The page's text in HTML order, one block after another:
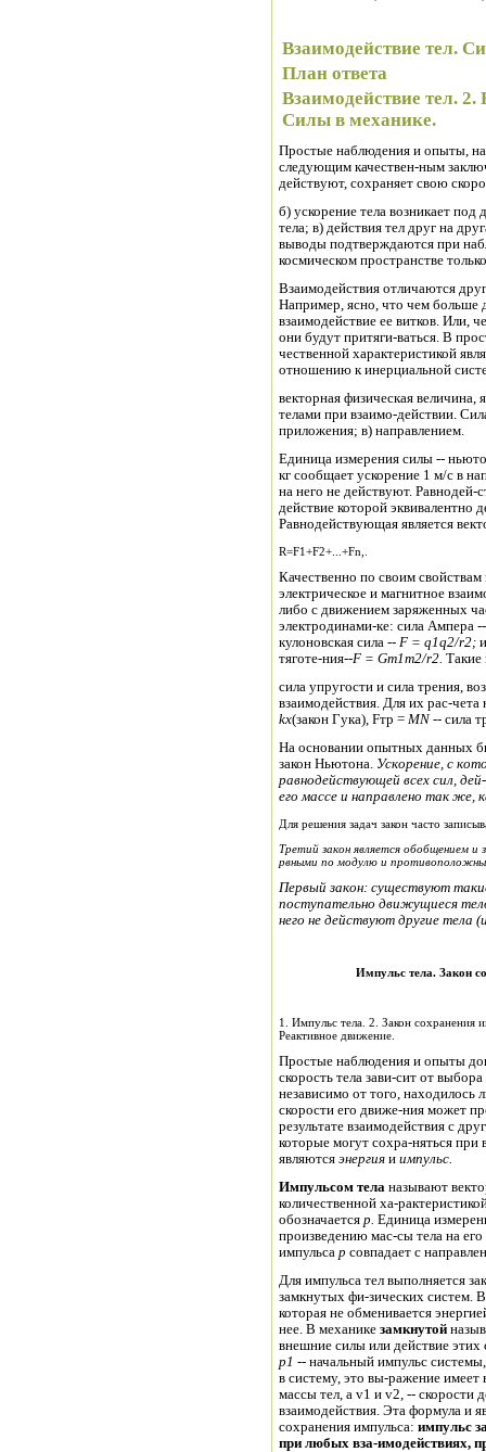
Взаимодействие тел.
План ответа
Взаимодействие тел.
Силы в механике.
Простые наблюдения и опыты,
следующим качествен-ным
действуют, сохраняет свою
б) ускорение тела возникает под
тела; в) действия тел друг на
выводы подтверждаются при
космическом пространстве
Взаимодействия отличаются
Например, ясно, что чем больше
взаимодействие ее витков. Или,
они будут притяги-ваться. В
чественной характеристикой
отношению к инерциальной
векторная физическая
телами при взаимо-действии.
приложения; в) направлением.
Единица измерения силы --
кг сообщает ускорение 1 м/с в
на него не действуют.
действие которой эквивалентно
Равнодействующая является
R=F1+F2+...+Fn,.
Качественно по своим
электрическое и магнитное
либо с движением заряженных
электродинами-ке: сила Ампера
кулоновская сила -- F = q1q2/r2;
тяготе-ния--F = Gm1m2/r2. Такие
сила упругости и сила трения,
взаимодействия. Для их рас-
kx(закон Гука), Fтр = MN -- сила
На основании опытных данных
закон Ньютона. Ускорение, с
равнодействующей всех сил,
егомассе и направлено так же,
Для решения задач закон часто
Третий закон является обобщением и
рвными по модулю и
Первый закон: существуют
поступательно движущиеся
него не действуют другие тела
1. Импульс тела. 2. Закон сохранения
Реактивное движение.
Простые наблюдения и опыты
скорость тела зави-сит от
независимо от того, находилось
скорости его движе-ния может
результате взаимодействия с
которые могут сохра-няться при
являются энергия и импульс.
Импульсом тела называют
количественной ха-
обозначается р. Единица
произведению мас-сы тела на
импульса р совпадает с
Для импульса тел выполняется
замкнутых фи-зических систем.
которая не обменивается
нее. В механике замкнутой
внешние силы или действие
р1 -- начальный импульс
в систему, это вы-ражение
массы тел, а v1 и v2, -- скорости
взаимодействия. Эта формула и
сохранения импульса: импульс
при любых вза-имодействиях,